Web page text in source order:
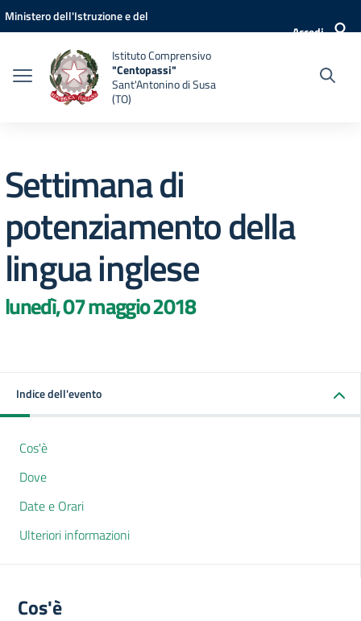
Vai ai contenuti
Vai al menu di navigazione
Vai al footer
Ministero dell'Istruzione e del
Accedi
Istituto Comprensivo
"Centopassi"
Sant'Antonino di Susa
(TO)
Settimana di
potenziamento della
lingua inglese
lunedì, 07 maggio 2018
Indice dell'evento
Cos'è
Dove
Date e Orari
Ulteriori informazioni
Cos'è